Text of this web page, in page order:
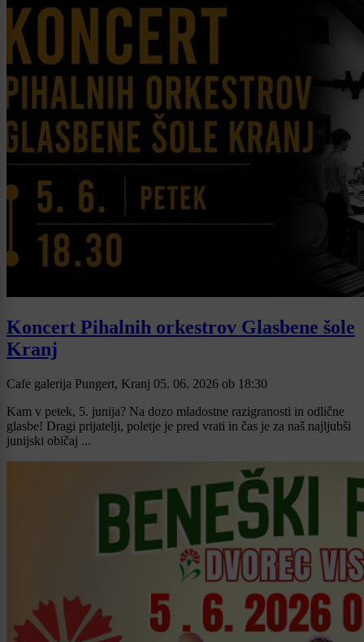
Koncert Pihalnih orkestrov Glasbene šole
Kranj
Cafe galerija Pungert, Kranj 05. 06. 2026 ob 18:30
Kam v petek, 5. junija? Na dozo mladostne razigranosti in odlične
glasbe! Dragi prijatelji, poletje je pred vrati in čas je za naš najljubši
junijski običaj ...